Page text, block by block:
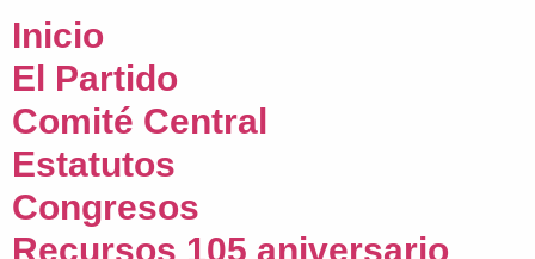
Inicio
El Partido
Comité Central
Estatutos
Congresos
Recursos 105 aniversario